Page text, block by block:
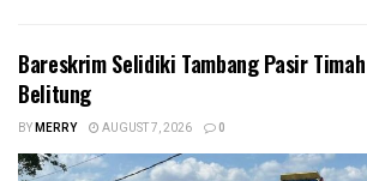
Bareskrim Selidiki Tambang Pasir
Belitung
BYMERRY AUGUST 7, 2026 0